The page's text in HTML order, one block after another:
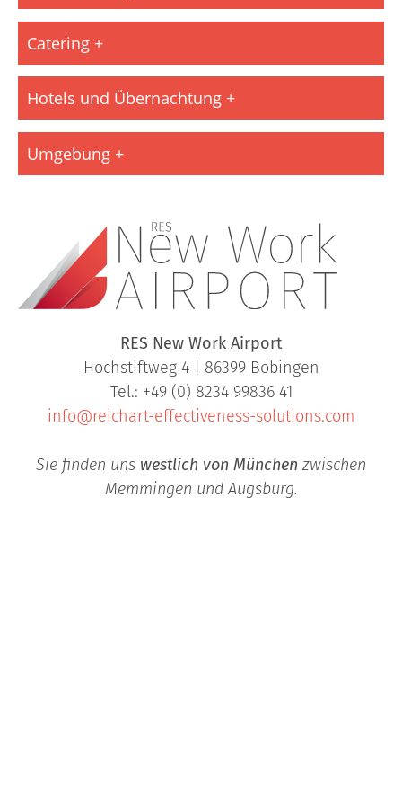
Catering
Hotels und Übernachtung
Umgebung
RES New Work Airport
Hochstiftweg 4 | 86399 Bobingen
Tel.: +49 (0) 8234 99836 41
info@reichart-effectiveness-solutions.com
Sie finden uns westlich von München zwischen
Memmingen und Augsburg.